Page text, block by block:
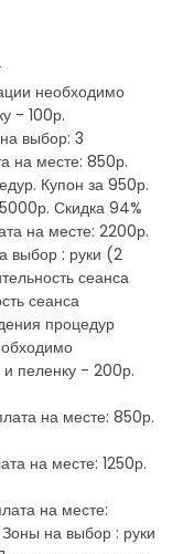
необходимо
- 100р.
выбор: 3
на месте: 850р.
Купон за 950р.
Скидка 94%
на месте: 2200р.
выбор : руки (2
сеанса
сеанса
процедур
пеленку - 200р.
на месте: 850р.
на месте: 1250р.
на месте:
на выбор : руки